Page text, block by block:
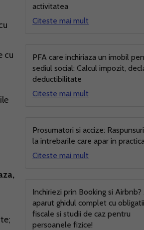
cu
activitatea
Citeste mai mult
PFA care inchiriaza un imobil
sediul social: Calcul impozit,
deductibilitate
Citeste mai mult
Prosumatori si accize:
la intrebarile care apar in
Citeste mai mult
Inchiriezi prin Booking si Airbnb?
aparut ghidul complet cu obligatii
fiscale si studii de caz pentru
persoanele fizice!